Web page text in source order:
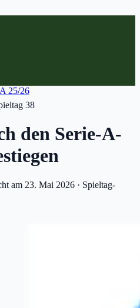
25/26
38
den Serie-A-
am 23. Mai 2026 · Spieltag-